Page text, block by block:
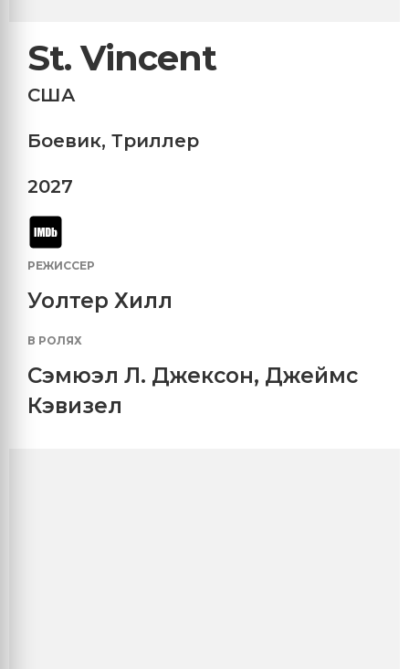
St. Vincent
США
Боевик, Триллер
2027
РЕЖИССЕР
Уолтер Хилл
В РОЛЯХ
Сэмюэл Л. Джексон, Джеймс
Кэвизел